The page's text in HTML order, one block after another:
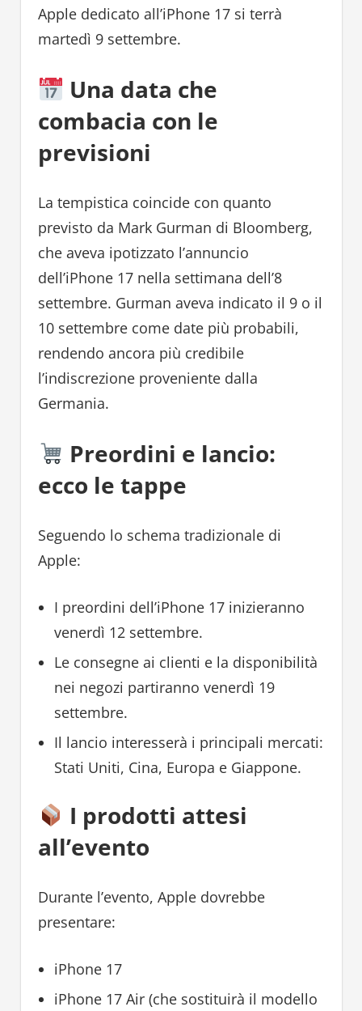
Apple dedicato all’iPhone 17 si terrà
martedì 9 settembre.
Una data che
combacia con le
previsioni
La tempistica coincide con quanto
previsto da Mark Gurman di Bloomberg,
che aveva ipotizzato l’annuncio
dell’iPhone 17 nella settimana dell’8
settembre. Gurman aveva indicato il 9 o il
10 settembre come date più probabili,
rendendo ancora più credibile
l’indiscrezione proveniente dalla
Germania.
Preordini e lancio:
ecco le tappe
Seguendo lo schema tradizionale di
Apple:
I preordini dell’iPhone 17 inizieranno
venerdì 12 settembre.
Le consegne ai clienti e la disponibilità
nei negozi partiranno venerdì 19
settembre.
Il lancio interesserà i principali mercati:
Stati Uniti, Cina, Europa e Giappone.
I prodotti attesi
all’evento
Durante l’evento, Apple dovrebbe
presentare:
iPhone 17
iPhone 17 Air (che sostituirà il modello